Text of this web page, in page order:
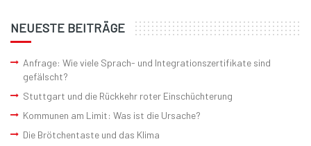
NEUESTE BEITRÄGE
Anfrage: Wie viele Sprach- und Integrationszertifikate sind
gefälscht?
Stuttgart und die Rückkehr roter Einschüchterung
Kommunen am Limit: Was ist die Ursache?
Die Brötchentaste und das Klima